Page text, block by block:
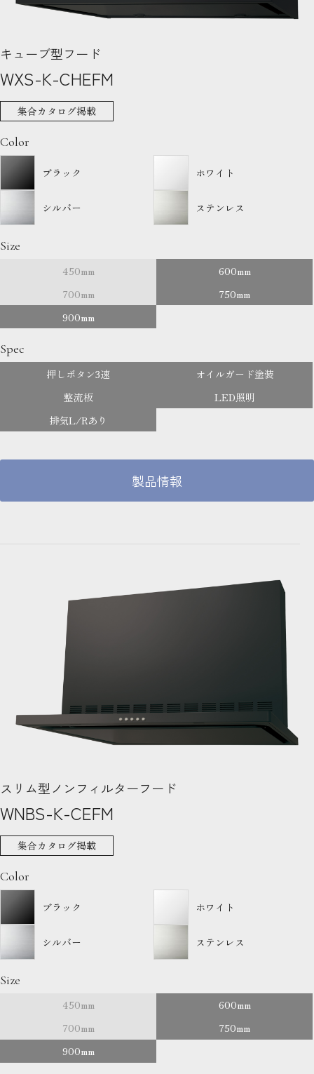
キューブ型フード
WXS-K-CHEFM
集合カタログ掲載
Color
ブラック ホワイト
シルバー ステンレス
Size
450mm
600mm
700mm
750mm
900mm
Spec
押しボタン3速
オイルガード塗装
整流板
LED照明
排気L/Rあり
製品情報
スリム型ノンフィルターフード
WNBS-K-CEFM
集合カタログ掲載
Color
ブラック ホワイト
シルバー ステンレス
Size
450mm
600mm
700mm
750mm
900mm